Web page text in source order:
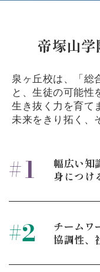
帝塚山
泉ヶ丘校は、「総
と、生徒の可能性
生き抜く力を育て
未来をきり拓く、
#1
幅広い知
身につけ
#2
チームワ
協調性、